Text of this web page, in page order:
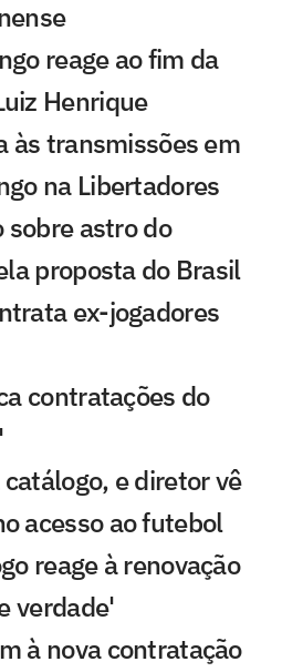
reage ao fim da
Henrique
às transmissões em
na Libertadores
sobre astro do
proposta do Brasil
ex-jogadores
contratações do
e diretor vê
acesso ao futebol
reage à renovação
verdade'
à nova contratação